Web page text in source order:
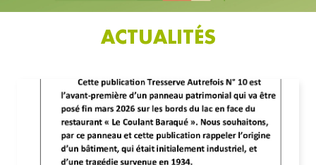
ACTUALITÉS